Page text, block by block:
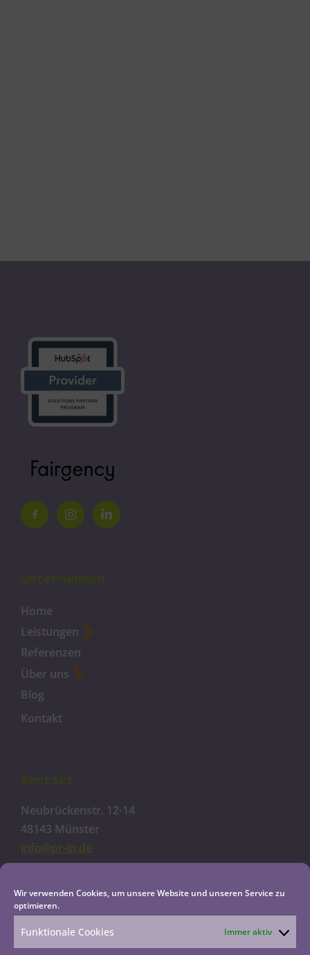
Wir verwenden Cookies, um unsere Website und unseren Service zu
optimieren.
Funktionale Cookies Immer aktiv
Unternehmen
Home
Leistungen
Referenzen
Über uns
Blog
Kontakt
Kontakt
Neubrückenstr. 12-14
48143 Münster
info@pr-ip.de
Cookie-Richtlinie
Datenschutzerklärung
Impressum
Haftungsausschluss